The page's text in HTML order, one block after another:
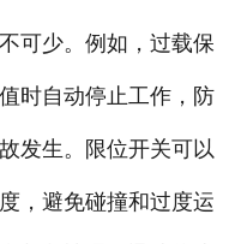
少。例如，过载保
时自动停止工作，防
发生。限位开关可以
，避免碰撞和过度运